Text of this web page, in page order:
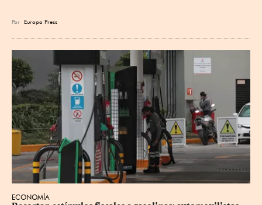
Por Europa Press
ECONOMÍA